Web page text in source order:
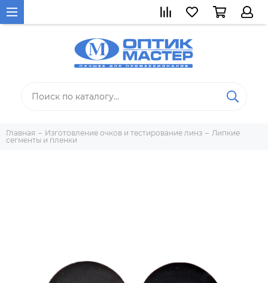
Главная Изготовление очков и тестирование линз
Липкие
сегменты и пленки